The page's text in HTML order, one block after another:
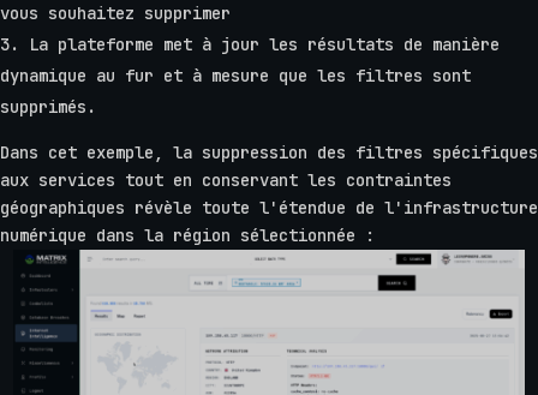
vous souhaitez supprimer
La plateforme met à jour les résultats de manière
dynamique au fur et à mesure que les filtres sont
supprimés.
Dans cet exemple, la suppression des filtres spécifiques
aux services tout en conservant les contraintes
géographiques révèle toute l'étendue de l'infrastructure
numérique dans la région sélectionnée :